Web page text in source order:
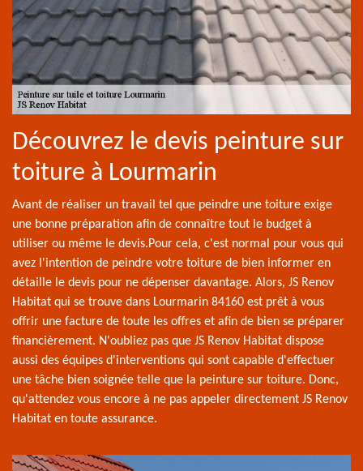
Découvrez le devis peinture sur
toiture à Lourmarin
Avant de réaliser un travail tel que peindre une toiture exige
une bonne préparation afin de connaître tout le budget à
utiliser ou même le devis.Pour cela, c'est normal pour vous qui
avez l'intention de peindre votre toiture de bien informer en
détaille le devis pour ne dépenser davantage. Alors, JS Renov
Habitat qui se trouve dans Lourmarin 84160 est prêt à vous
offrir une facture de toute les offres et afin de bien se préparer
financièrement. N'oubliez pas que JS Renov Habitat dispose
aussi des équipes d'interventions qui sont capable d'effectuer
une tâche bien soignée telle que la peinture sur toiture. Donc,
qu'attendez vous encore à ne pas appeler directement JS Renov
Habitat en toute assurance.